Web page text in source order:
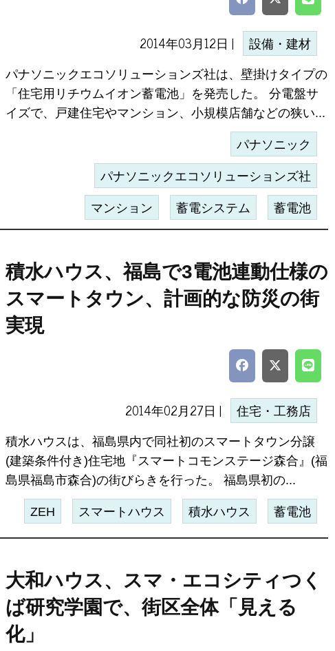
2014年03月12日 | 設備・建材
パナソニックエコソリューションズ社は、壁掛けタイプの
「住宅用リチウムイオン蓄電池」を発売した。 分電盤サ
イズで、戸建住宅やマンション、小規模店舗などの狭い...
パナソニック
パナソニックエコソリューションズ社
マンション 蓄電システム 蓄電池
積水ハウス、福島で3電池連動仕様の
スマートタウン、計画的な防災の街
実現
2014年02月27日 | 住宅・工務店
積水ハウスは、福島県内で同社初のスマートタウン分譲
(建築条件付き)住宅地『スマートコモンステージ森合』(福
島県福島市森合)の街びらきを行った。 福島県初の...
ZEH スマートハウス 積水ハウス 蓄電池
大和ハウス、スマ・エコシティつく
ば研究学園で、街区全体「見える
化」